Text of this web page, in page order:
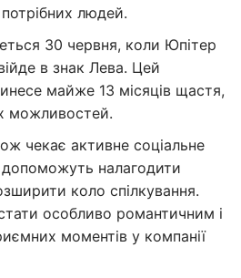
людей.
30 червня, коли Юпітер
в знак Лева. Цей
майже 13 місяців щастя,
можливостей.
чекає активне соціальне
налагодити
коло спілкування.
особливо романтичним і
моментів у компанії